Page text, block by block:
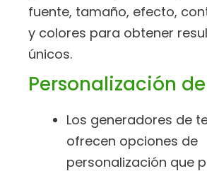
fuente, tamaño, efecto,
y colores para obtener
únicos.
Personalización
Los generadores de
ofrecen opciones de
personalización que